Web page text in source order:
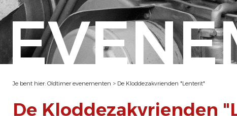
Je bent hier: Oldtimer evenementen > De Kloddezakvrienden "Lenterit"
De Kloddezakvrienden